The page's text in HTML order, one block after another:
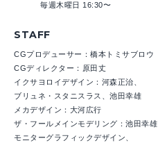
毎週木曜日 16:30〜
STAFF
CGプロデューサー：橋本トミサブロウ
CGディレクター：原田丈
イクサヨロイデザイン：河森正治、
ブリュネ・スタニスラス、池田幸雄
メカデザイン：大河広行
ザ・フールメインモデリング：池田幸雄
モニターグラフィックデザイン、